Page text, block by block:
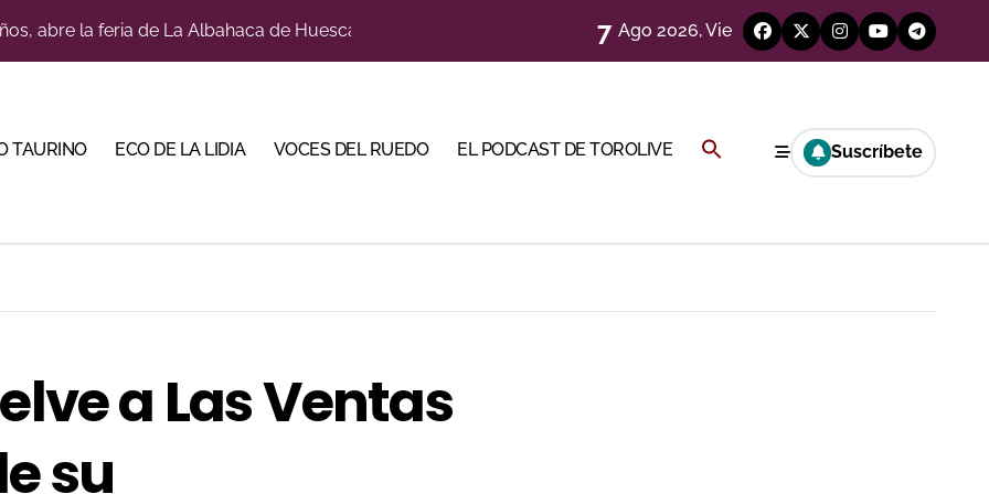
con alicientes y marcado acento torista
su temporada de figura y el palco niega el premio a Roca Rey
cuadro de honor de las Colombinas 2026
la corrida de seis rejoneadores en El Puerto de Santa María esta noche
7 Ago 2026, Vie
TAURINO ECO DE LA LIDIA VOCES DEL RUEDO EL PODCAST DE TOROLIVE Buscar: Suscríbete
a Las Ventas
su